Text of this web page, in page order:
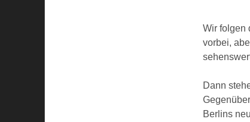
Wir folgen
vorbei,
Dann
Berlins